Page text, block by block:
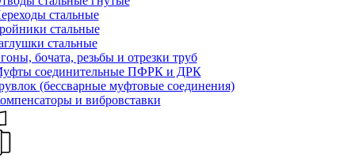
стальные
стальные
стальные
бочата, резьбы и отрезки труб
соединительные ПФРК и ДРК
(бессварные муфтовые соединения)
и вибровставки